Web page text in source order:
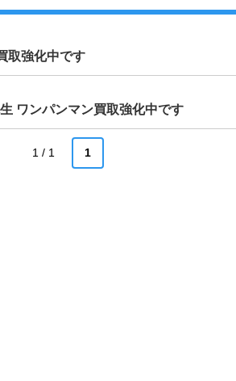
取強化中です
ワンパンマン買取強化中です
1 / 1 1